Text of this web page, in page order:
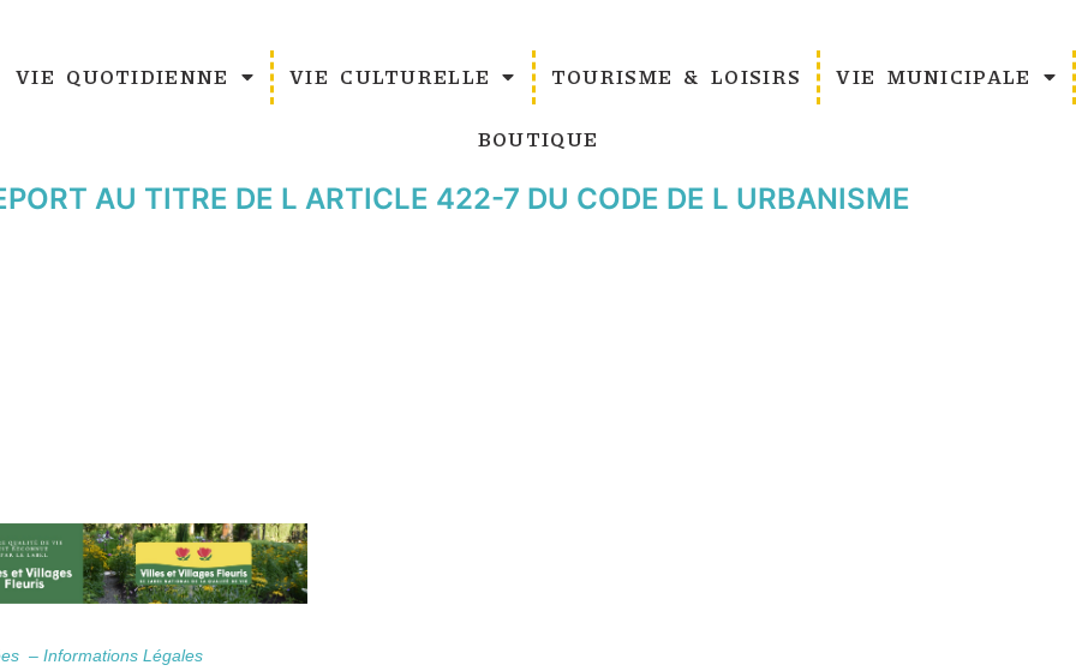
VIE QUOTIDIENNE VIE CULTURELLE TOURISME & LOISIRS VIE MUNICIPALE
BOUTIQUE
AU TITRE DE L ARTICLE 422-7 DU CODE DE L URBANISME
– Informations Légales